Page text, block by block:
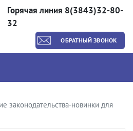
Горячая линия 8(3843)32-80-
32
ОБРАТНЫЙ ЗВОНОК
законодательства-новинки для